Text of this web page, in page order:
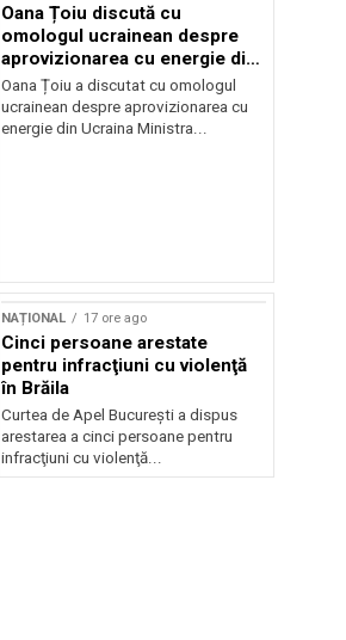
Oana Țoiu discută cu
omologul ucrainean despre
aprovizionarea cu energie din
Ucraina
Oana Țoiu a discutat cu omologul
ucrainean despre aprovizionarea cu
energie din Ucraina Ministra...
NAȚIONAL 17 ore ago
Cinci persoane arestate
pentru infracţiuni cu violenţă
în Brăila
Curtea de Apel Bucureşti a dispus
arestarea a cinci persoane pentru
infracţiuni cu violenţă...